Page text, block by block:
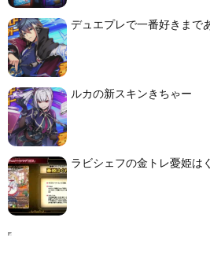
デュエプレで一番好きまで
ルカの新スキンきちゃー
ラビシェフの金トレ憂姫は